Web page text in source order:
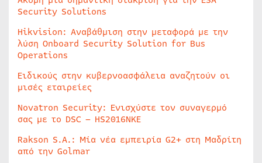
Security Solutions
Hikvision: Αναβάθμιση στην μεταφορά με την
λύση Onboard Security Solution for Bus
Operations
Ειδικούς στην κυβερνοασφάλεια αναζητούν οι
μισές εταιρείες
Novatron Security: Ενισχύστε τον συναγερμό
σας με το DSC – HS2016NKE
Rakson S.A.: Μία νέα εμπειρία G2+ στη Μαδρίτη
από την Golmar